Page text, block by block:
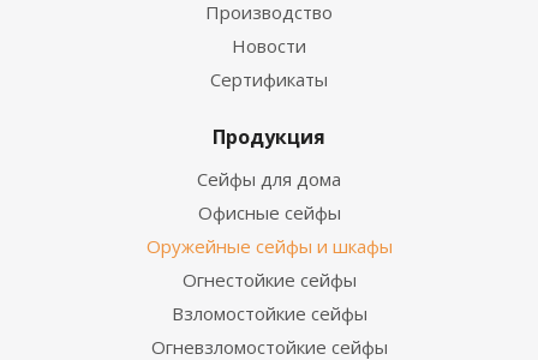
Производство
Новости
Сертификаты
Продукция
Сейфы для дома
Офисные сейфы
Оружейные сейфы и шкафы
Огнестойкие сейфы
Взломостойкие сейфы
Огневзломостойкие сейфы